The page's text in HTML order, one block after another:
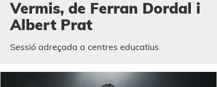
Vermis, de Ferran Dordal i
Albert Prat
Sessió adreçada a centres educatius